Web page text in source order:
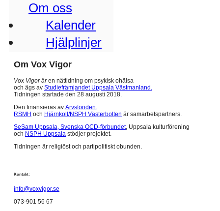
Om oss
Kalender
Hjälplinjer
Om Vox Vigor
Vox Vigor ären nättidning om psykisk ohälsa
och ägs av Studiefrämjandet Uppsala Västmanland.
Tidningen startade den 28 augusti 2018.
Den finansieras av Arvsfonden.
RSMH och Hjärnkoll/NSPH Västerbotten är samarbetspartners.
SeSam Uppsala, Svenska OCD-förbundet, Uppsala kulturförening
och NSPH Uppsala stödjer projektet.
Tidningen är religiöst och partipolitiskt obunden.
Kontakt:
info@voxvigor.se
073-901 56 67